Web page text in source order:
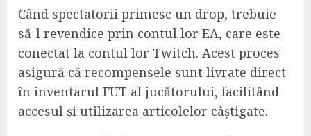
Când spectatorii primesc un drop, trebuie
să-l revendice prin contul lor EA, care este
conectat la contul lor Twitch. Acest proces
asigură că recompensele sunt livrate direct
în inventarul FUT al jucătorului, facilitând
accesul și utilizarea articolelor câștigate.